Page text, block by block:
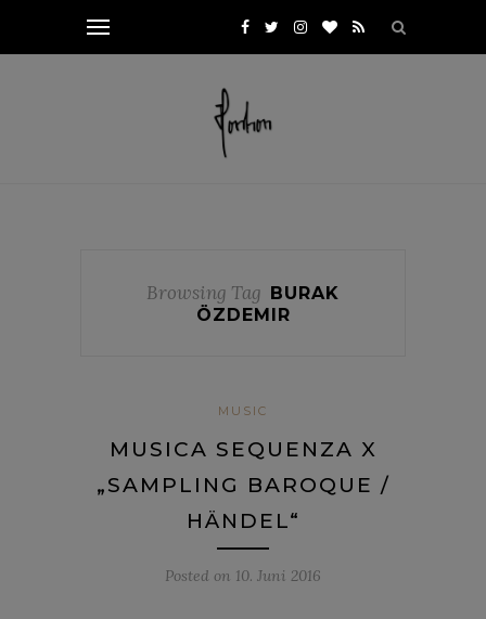
Browsing Tag BURAK
ÖZDEMIR
MUSIC
MUSICA SEQUENZA X
„SAMPLING BAROQUE /
HÄNDEL“
Posted on 10. Juni 2016